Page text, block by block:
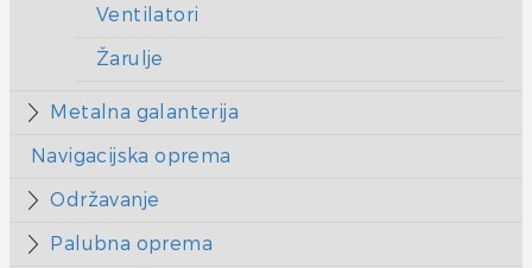
Ventilatori
Žarulje
Metalna galanterija
Navigacijska oprema
Održavanje
Palubna oprema